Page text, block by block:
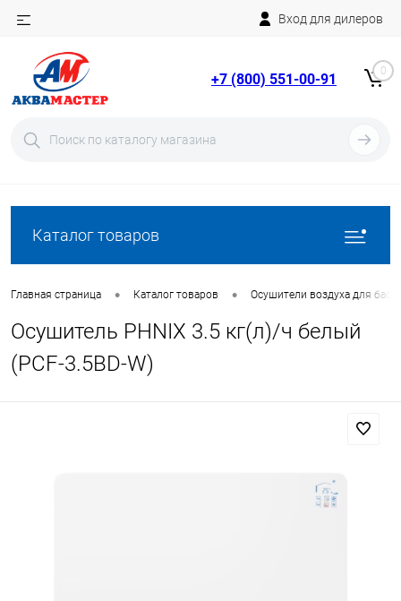
Вход для дилеров
+7 (800) 551-00-91 0
Каталог товаров
Главная страница • Каталог товаров • Осушители воздуха для
Осушитель PHNIX 3.5 кг(л)/ч белый
(PCF-3.5BD-W)